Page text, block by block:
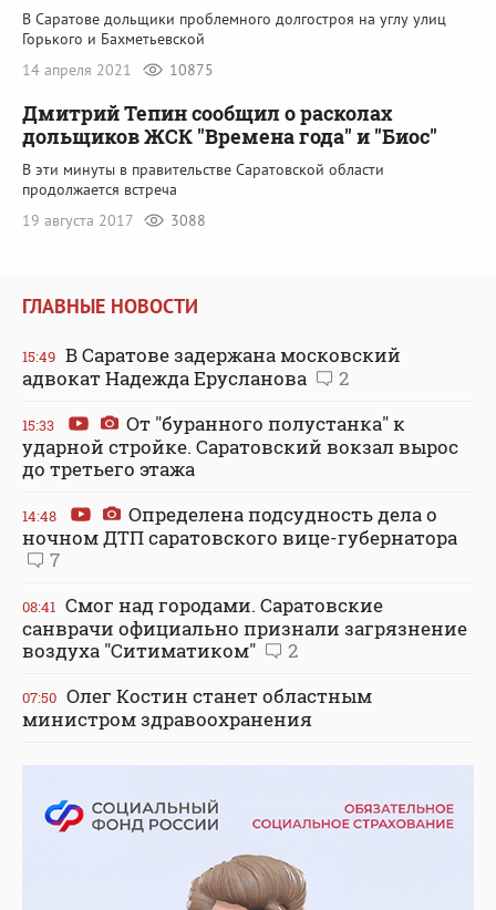
В Саратове дольщики проблемного долгостроя на углу улиц
Горького и Бахметьевской
14 апреля 2021
10875
Дмитрий Тепин сообщил о расколах
дольщиков ЖСК "Времена года" и "Биос"
В эти минуты в правительстве Саратовской области
продолжается встреча
19 августа 2017
3088
ГЛАВНЫЕ НОВОСТИ
15:49 В Саратове задержана московский
адвокат Надежда Ерусланова
2
15:33
От "буранного полустанка" к
ударной стройке. Саратовский вокзал вырос
до третьего этажа
14:48
Определена подсудность дела о
ночном ДТП саратовского вице-губернатора
7
08:41 Смог над городами. Саратовские
санврачи официально признали загрязнение
воздуха "Ситиматиком"
2
07:50 Олег Костин станет областным
министром здравоохранения